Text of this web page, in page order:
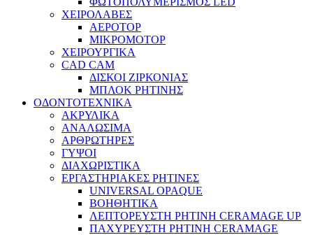
ΧΕΙΡΟΛΑΒΕΣ
ΑΕΡΟΤΟΡ
ΜΙΚΡΟΜΟΤΟΡ
ΧΕΙΡΟΥΡΓΙΚΑ
CAD CAM
ΔΙΣΚΟΙ ΖΙΡΚΟΝΙΑΣ
ΜΠΛΟΚ ΡΗΤΙΝΗΣ
ΟΔΟΝΤΟΤΕΧΝΙΚΑ
ΑΚΡΥΛΙΚΑ
ΑΝΑΛΩΣΙΜΑ
ΑΡΘΡΩΤΗΡΕΣ
ΓΥΨΟΙ
ΔΙΑΧΩΡΙΣΤΙΚΑ
ΕΡΓΑΣΤΗΡΙΑΚΕΣ ΡΗΤΙΝΕΣ
UNIVERSAL OPAQUE
ΒΟΗΘΗΤΙΚΑ
ΛΕΠΤΟΡΕΥΣΤΗ ΡΗΤΙΝΗ CERAMAGE UP
ΠΑΧΥΡΕΥΣΤΗ ΡΗΤΙΝΗ CERAMAGE